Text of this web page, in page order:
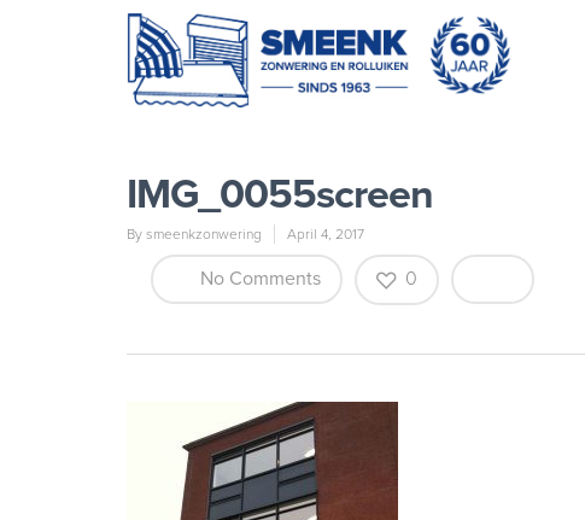
IMG_0055screen
By smeenkzonwering April 4, 2017
No Comments 0